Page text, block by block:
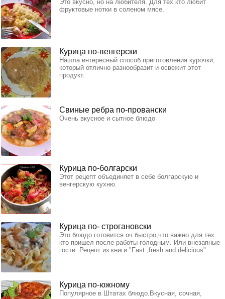
Это вкусно, но на любителя. Для тех кто любит
фруктовые нотки в соленом мясе.
Курица по-венгерски
Нашла интересный способ приготовления курочки,
который отлично разнообразит и освежит этот
продукт.
Свиные ребра по-провански
Очень вкусное и сытное блюдо
Курица по-болгарски
Этот рецепт объединяет в себе болгарскую и
венгерскую кухню.
Курица по- строгановски
Это блюдо готовится оч.быстро,что важно для тех
кто пришел после работы голодным. Или внезапные
гости. Рецепт из книги "Fast ,fresh and delicious"
Курица по-южному
Популярное в Штатах блюдо.Вкусная, сочная,